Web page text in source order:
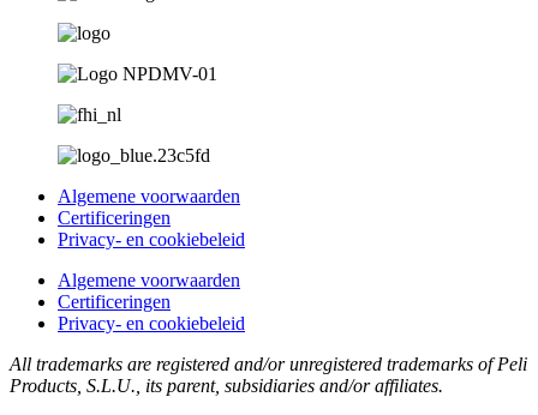
Algemene voorwaarden
Certificeringen
Privacy- en cookiebeleid
Algemene voorwaarden
Certificeringen
Privacy- en cookiebeleid
All trademarks are registered and/or unregistered trademarks of Peli
Products, S.L.U., its parent, subsidiaries and/or affiliates.